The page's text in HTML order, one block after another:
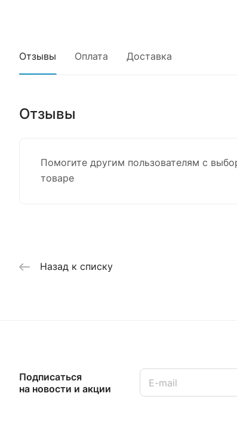
Отзывы Оплата Доставка
Отзывы
Помогите другим пользователям с
товаре
Назад к списку
Подписаться
на новости и акции